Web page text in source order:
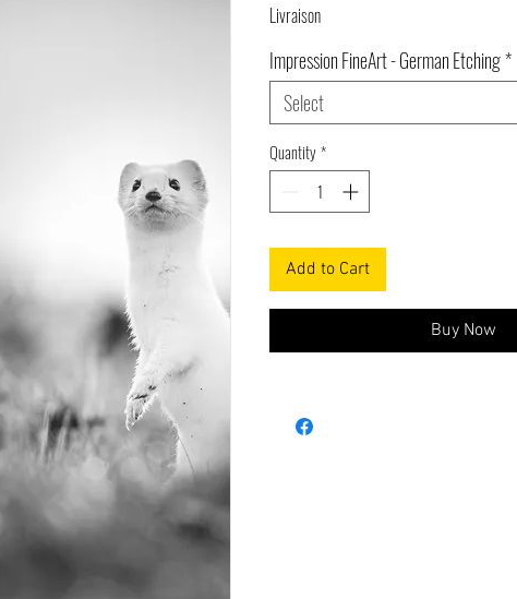
Livraison
Impression FineArt - German Etching*
Select
Quantity*
Add to Cart
Buy Now